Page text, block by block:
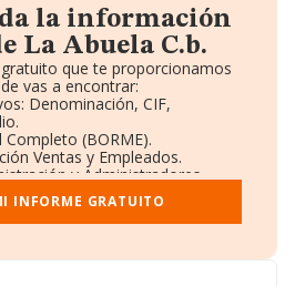
la información
La Abuela C.b.
que te proporcionamos
vas a encontrar:
Denominación, CIF,
(BORME).
Ventas y Empleados.
y Administradores.
en otras empresas.
y registral complementaria.
INFORME GRATUITO